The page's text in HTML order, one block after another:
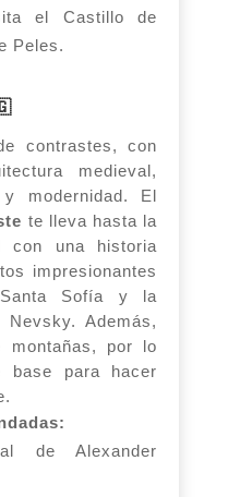
el Castillo de
Peles.
contrastes, con
medieval,
modernidad. El
te lleva hasta la
con una historia
impresionantes
Sofía y la
Además,
montañas, por lo
base para hacer
de Alexander